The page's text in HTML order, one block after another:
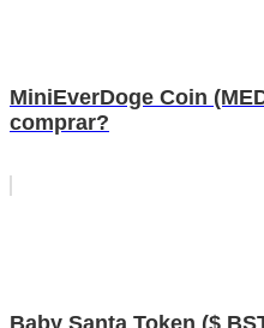
MiniEverDoge Coin
comprar?
Baby Santa Token ($